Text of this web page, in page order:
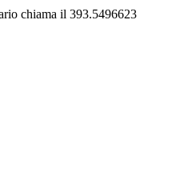
C. Colombo
chiama il 393.5496623